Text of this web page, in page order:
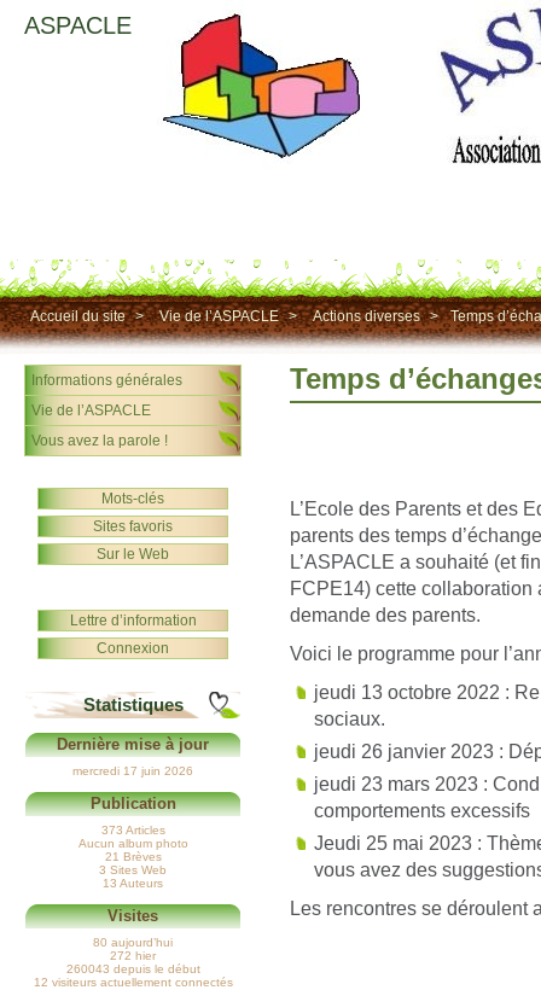
ASPACLE
Accueil du site > Vie de l’ASPACLE > Actions diverses > Temps
Temps
L’Ecole des Parents et des
parents des temps
L’ASPACLE a souhaité (et
FCPE14) cette collaboration
demande des parents.
Voici le programme pour
jeudi 13 octobre 2022 :
sociaux.
jeudi 26 janvier 2023 :
jeudi 23 mars 2023 :
comportements excessifs
Jeudi 25 mai 2023 :
vous avez des
Les rencontres se déroulent
Informations générales
Vie de l’ASPACLE
Vous avez la parole !
Mots-clés
Sites favoris
Sur le Web
Lettre d’information
Connexion
Statistiques
Dernière mise à jour
mercredi 17 juin 2026
Publication
373 Articles
Aucun album photo
21 Brèves
3 Sites Web
13 Auteurs
Visites
80 aujourd’hui
272 hier
260043 depuis le début
12 visiteurs actuellement connectés